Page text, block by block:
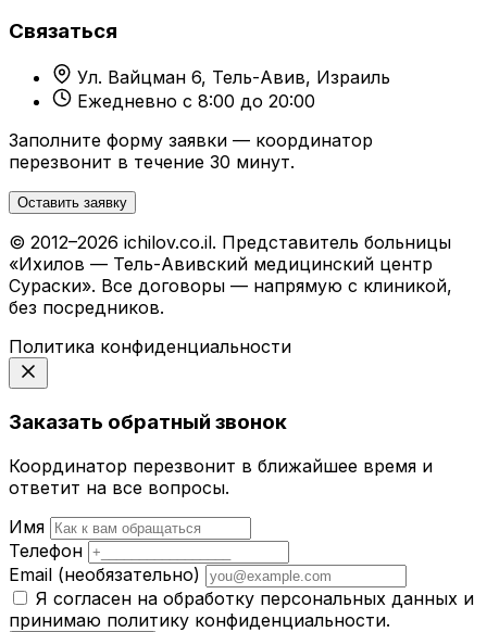
Связаться
Ул. Вайцман 6, Тель-Авив, Израиль
Ежедневно с 8:00 до 20:00
Заполните форму заявки — координатор
перезвонит в течение 30 минут.
Оставить заявку
© 2012–2026 ichilov.co.il. Представитель больницы
«Ихилов — Тель-Авивский медицинский центр
Сураски». Все договоры — напрямую с клиникой,
без посредников.
Политика конфиденциальности
Заказать обратный звонок
Координатор перезвонит в ближайшее время и
ответит на все вопросы.
Имя
Телефон
Email (необязательно)
Я согласен на обработку персональных данных и
принимаю политику конфиденциальности.